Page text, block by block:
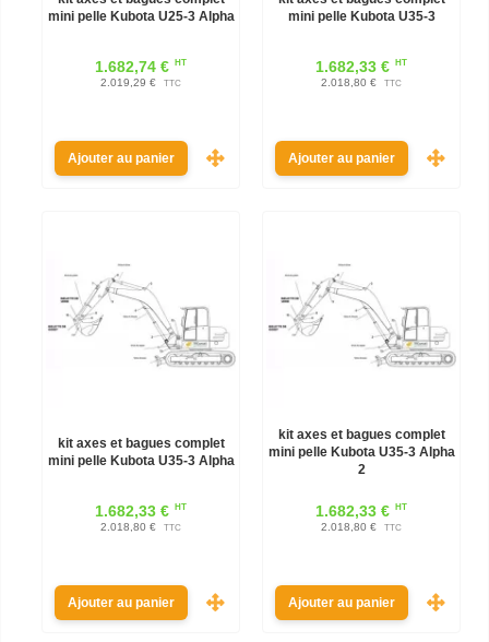
mini pelle Kubota U25-3 Alpha
1.682,74 € HT
2.019,29 € TTC
Ajouter au panier
mini pelle Kubota U35-3
1.682,33 € HT
2.018,80 € TTC
Ajouter au panier
kit axes et bagues complet
mini pelle Kubota U35-3 Alpha
1.682,33 € HT
2.018,80 € TTC
Ajouter au panier
kit axes et bagues complet
mini pelle Kubota U35-3 Alpha
2
1.682,33 € HT
2.018,80 € TTC
Ajouter au panier